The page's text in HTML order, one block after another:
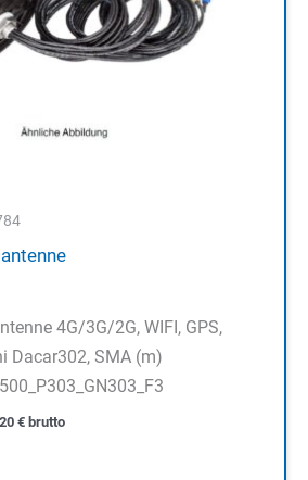
4G/3G/2G, WIFI, GPS,
Dacar302, SMA (m)
€ brutto